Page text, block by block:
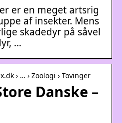
er en meget artsrig
af insekter. Mens
skadedyr på såvel
…
› … › Zoologi › Tovinger
Danske –